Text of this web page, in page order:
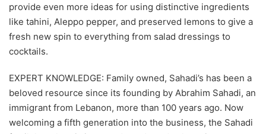
provide even more ideas for using distinctive ingredients
like tahini, Aleppo pepper, and preserved lemons to give a
fresh new spin to everything from salad dressings to
cocktails.
EXPERT KNOWLEDGE: Family owned, Sahadi’s has been a
beloved resource since its founding by Abrahim Sahadi, an
immigrant from Lebanon, more than 100 years ago. Now
welcoming a fifth generation into the business, the Sahadi